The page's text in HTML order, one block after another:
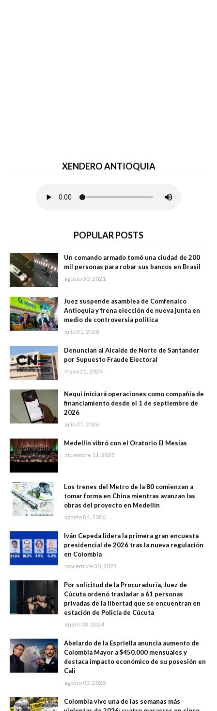
XENDERO ANTIOQUIA
POPULAR POSTS
Un comando armado tomó una ciudad de 200
mil personas para robar sus bancos en Brasil
agosto 30, 2021
Juez suspende asamblea de Comfenalco
Antioquia y frena elección de nueva junta en
medio de controversia política
julio 31, 2026
Denuncian al Alcalde de Norte de Santander
por Supuesto Fraude Electoral
mayo 25, 2024
Nequi iniciará operaciones como compañía de
financiamiento desde el 1 de septiembre de
2026
julio 31, 2026
Medellín vibró con el Oratorio El Mesías
diciembre 11, 2025
Los trenes del Metro de la 80 comienzan a
tomar forma en China mientras avanzan las
obras del proyecto en Medellín
agosto 04, 2026
Iván Cepeda lidera la primera gran encuesta
presidencial de 2026 tras la nueva regulación
en Colombia
noviembre 30, 2025
Por solicitud de la Procuraduría, Juez de
Cúcuta ordenó trasladar a 61 personas
privadas de la libertad que se encuentran en
estación de Policía de Cúcuta
enero 03, 2024
Abelardo de la Espriella anuncia aumento de
Colombia Mayor a $450.000 mensuales y
destaca impacto económico de su posesión en
Cali
agosto 03, 2026
Colombia vive una de las semanas más